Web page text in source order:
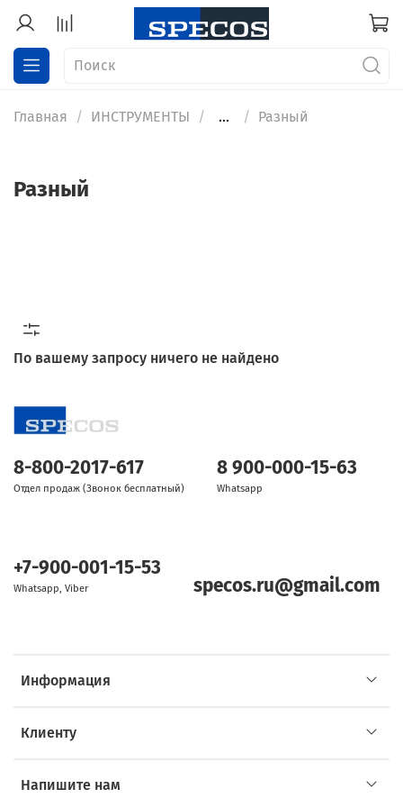
Главная ИНСТРУМЕНТЫ ... Разный
Разный
По вашему запросу ничего не найдено
Информация
Клиенту
Напишите нам
8-800-2017-617
Отдел продаж (Звонок бесплатный)
8 900-000-15-63
Whatsapp
+7-900-001-15-53
Whatsapp, Viber specos.ru@gmail.com